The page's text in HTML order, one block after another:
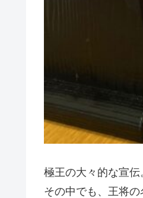
極王の大々的な宣伝
その中でも、王将の